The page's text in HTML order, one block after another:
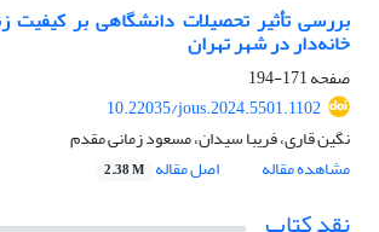
بررسی تأثیر تحصیلات دانشگاهی بر کیفیت‌
خانه‌‌دار در شهر تهران
صفحه171-194
10.22035/jous.2024.5501.1102
نگین قاری، فریبا سیدان، مسعود زمانی مقدم
مشاهده مقاله
اصل مقاله 2.38 M